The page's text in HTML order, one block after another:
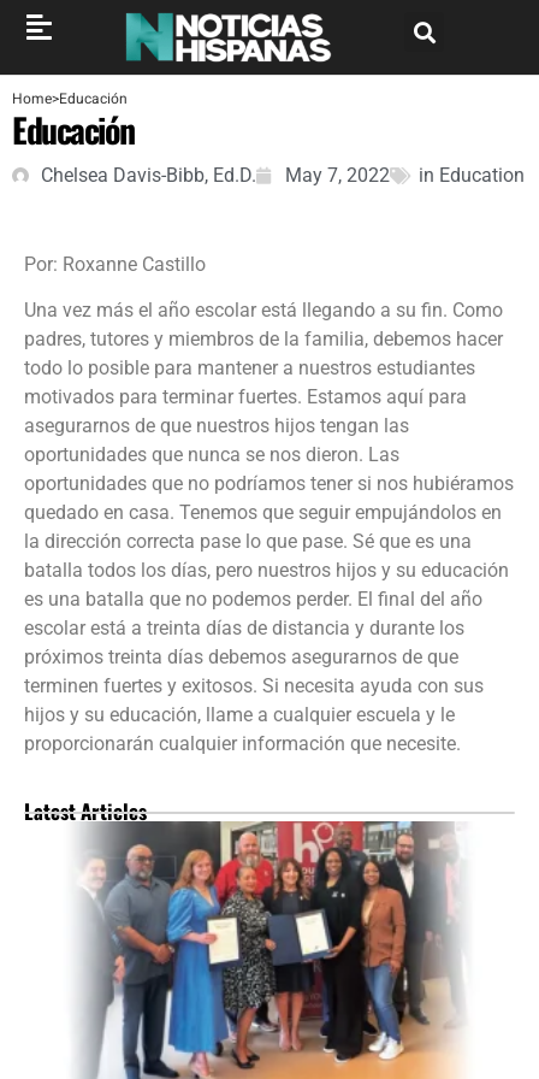
Home>Educación
Educación
Chelsea Davis-Bibb, Ed.D. May 7, 2022 in Education
Por: Roxanne Castillo
Una vez más el año escolar está llegando a su fin. Como
padres, tutores y miembros de la familia, debemos hacer
todo lo posible para mantener a nuestros estudiantes
motivados para terminar fuertes. Estamos aquí para
asegurarnos de que nuestros hijos tengan las
oportunidades que nunca se nos dieron. Las
oportunidades que no podríamos tener si nos hubiéramos
quedado en casa. Tenemos que seguir empujándolos en
la dirección correcta pase lo que pase. Sé que es una
batalla todos los días, pero nuestros hijos y su educación
es una batalla que no podemos perder. El final del año
escolar está a treinta días de distancia y durante los
próximos treinta días debemos asegurarnos de que
terminen fuertes y exitosos. Si necesita ayuda con sus
hijos y su educación, llame a cualquier escuela y le
proporcionarán cualquier información que necesite.
Latest Articles